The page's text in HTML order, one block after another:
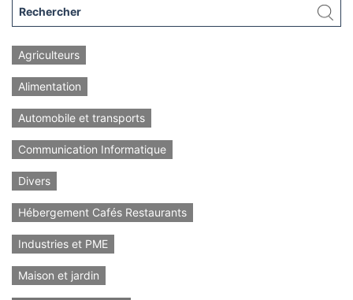
Agriculteurs
Alimentation
Automobile et transports
Communication Informatique
Divers
Hébergement Cafés Restaurants
Industries et PME
Maison et jardin